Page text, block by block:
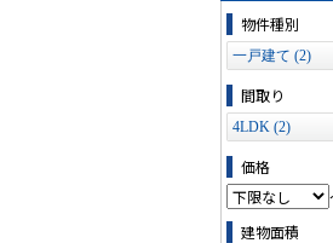
物件の条件
物件種別
一戸建て (2)
間取り
4LDK (2)
価格
建物面積